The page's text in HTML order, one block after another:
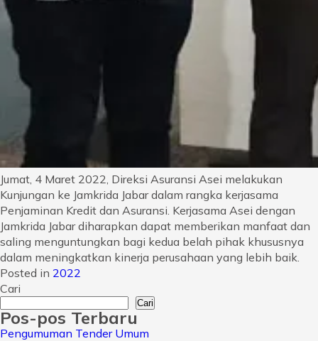
Jumat, 4 Maret 2022, Direksi Asuransi Asei melakukan
Kunjungan ke Jamkrida Jabar dalam rangka kerjasama
Penjaminan Kredit dan Asuransi. Kerjasama Asei dengan
Jamkrida Jabar diharapkan dapat memberikan manfaat dan
saling menguntungkan bagi kedua belah pihak khususnya
dalam meningkatkan kinerja perusahaan yang lebih baik.
Posted in 2022
Cari
Cari
Pos-pos Terbaru
Pengumuman Tender Umum